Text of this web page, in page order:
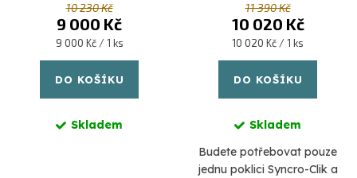
10 230 Kč
9 000 Kč
Měrná
cena:
9 000 Kč / 1 ks
DO KOŠÍKU
Skladem
11 390 Kč
10 020 Kč
Měrná
cena:
10 020 Kč / 1 ks
DO KOŠÍKU
Skladem
Budete potřebovat pouze
jednu poklici Syncro-Clik a